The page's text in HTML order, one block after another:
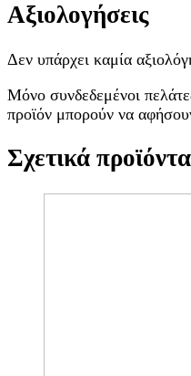
Αξιολογήσεις
Δεν υπάρχει καμία
Μόνο συνδεδεμένοι
προϊόν μπορούν να
Σχετικά προϊόντα